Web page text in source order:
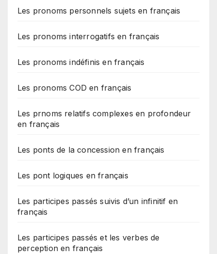
Les pronoms personnels sujets en français
Les pronoms interrogatifs en français
Les pronoms indéfinis en français
Les pronoms COD en français
Les prnoms relatifs complexes en profondeur
en français
Les ponts de la concession en français
Les pont logiques en français
Les participes passés suivis d’un infinitif en
français
Les participes passés et les verbes de
perception en français